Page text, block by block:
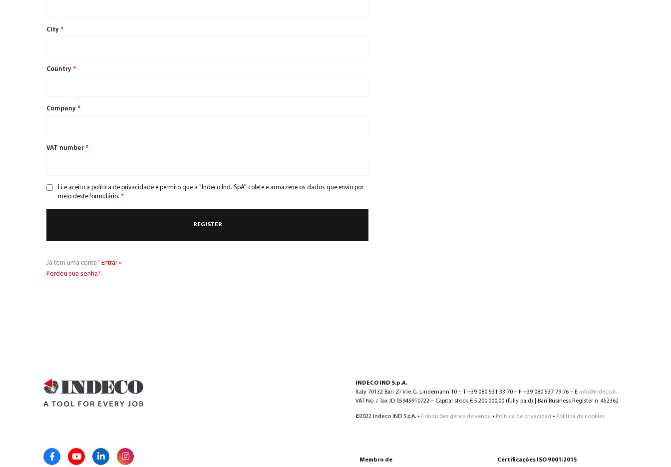
City *
Country *
Company *
VAT number *
Li e aceito a política de privacidade e permito que a "Indeco Ind. SpA" colete e armazene os dados que envio por
meio deste formulário. *
Já tem uma conta? Entrar »
Perdeu sua senha?
INDECO IND S.p.A.
Italy 70132 Bari ZI V.le G. Lindemann 10 – T +39 080 531 33 70 – F +39 080 537 79 76 – E info@indeco.it
VAT No. / Tax ID 05949910722 – Capital stock € 5.200.000,00 (fully paid) | Bari Business Register n. 452362
©2022 Indeco IND S.p.A. • Condições gerais de venda • Política de privacidad • Política de cookies
Membro de Certificações ISO 9001:2015